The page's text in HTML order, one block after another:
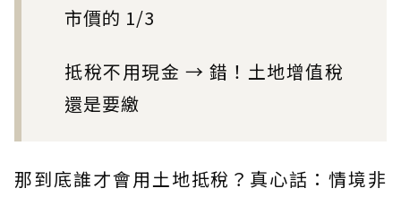
市價的 1/3
抵稅不用現金 → 錯！土地增值稅
還是要繳
那到底誰才會用土地抵稅？真心話：情境非